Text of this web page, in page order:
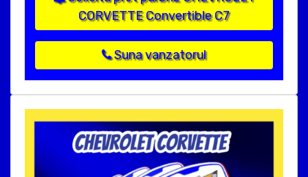
CORVETTE Convertible C7
Suna vanzatorul